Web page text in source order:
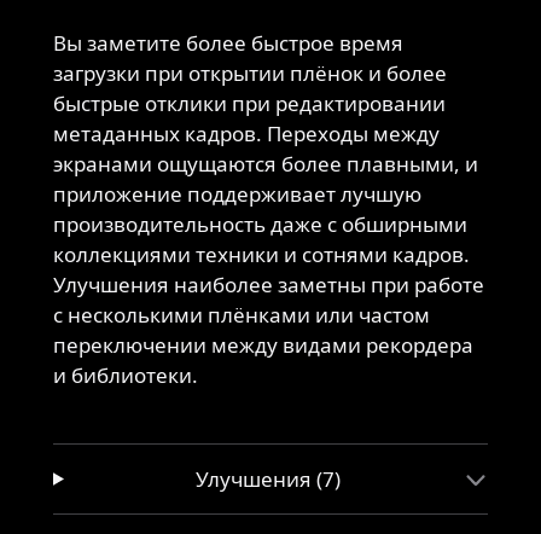
Вы заметите более быстрое время
загрузки при открытии плёнок и более
быстрые отклики при редактировании
метаданных кадров. Переходы между
экранами ощущаются более плавными, и
приложение поддерживает лучшую
производительность даже с обширными
коллекциями техники и сотнями кадров.
Улучшения наиболее заметны при работе
с несколькими плёнками или частом
переключении между видами рекордера
и библиотеки.
Улучшения (7)